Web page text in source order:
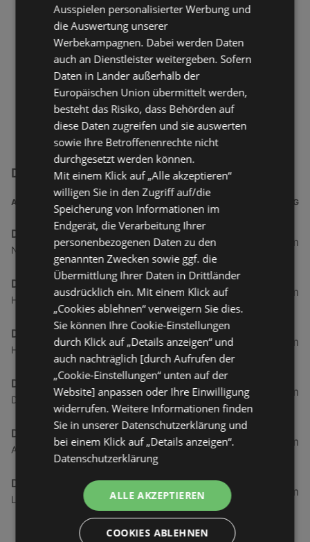
DEKRA Filialen in der Nähe
ADRESSE ENTFERNUNG
DEKRA
Norddeicher Straße 55, 26506 Norden
34,26 km
DEKRA
Hans-Böckler-Allee 1a, 26759 Hinte
41,57 km
DEKRA
Harlestraße 11, 26605 Aurich
57,14 km
DEKRA
Deichstraße 29, 26789 Leer (Ostfriesland)
64,6 km
DEKRA
Am Emsdeich 39, 26789 Leer
65,35 km
DEKRA
Lehrer-Köhne-Straße 15, 26871 Papenburg
76,33 km
Ausspielen personalisierter Werbung und
die Auswertung unserer
Werbekampagnen. Dabei werden Daten
auch an Dienstleister weitergeben. Sofern
Daten in Länder außerhalb der
Europäischen Union übermittelt werden,
besteht das Risiko, dass Behörden auf
diese Daten zugreifen und sie auswerten
sowie Ihre Betroffenenrechte nicht
durchgesetzt werden können.
Mit einem Klick auf „Alle akzeptieren“
willigen Sie in den Zugriff auf/die
Speicherung von Informationen im
Endgerät, die Verarbeitung Ihrer
personenbezogenen Daten zu den
genannten Zwecken sowie ggf. die
Übermittlung Ihrer Daten in Drittländer
ausdrücklich ein. Mit einem Klick auf
„Cookies ablehnen“ verweigern Sie dies.
Sie können Ihre Cookie-Einstellungen
durch Klick auf „Details anzeigen“ und
auch nachträglich [durch Aufrufen der
„Cookie-Einstellungen“ unten auf der
Website] anpassen oder Ihre Einwilligung
widerrufen. Weitere Informationen finden
Sie in unserer Datenschutzerklärung und
bei einem Klick auf „Details anzeigen“.
Datenschutzerklärung
ALLE AKZEPTIEREN
COOKIES ABLEHNEN